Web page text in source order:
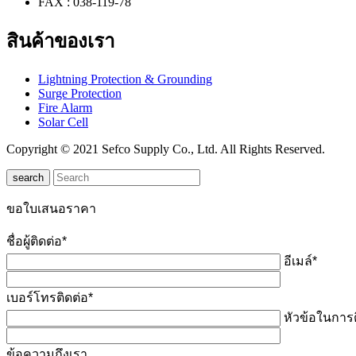
สินค้าของเรา
Lightning Protection & Grounding
Surge Protection
Fire Alarm
Solar Cell
Copyright © 2021 Sefco Supply Co., Ltd. All Rights Reserved.
search
ขอใบเสนอราคา
ชื่อผู้ติดต่อ*
อีเมล์*
เบอร์โทรติดต่อ*
หัวข้อในกา